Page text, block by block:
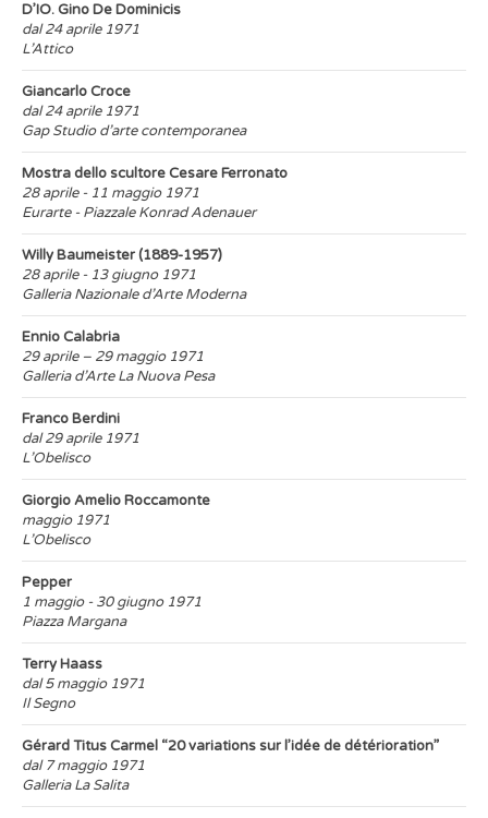
D’IO. Gino De Dominicis
dal 24 aprile 1971
L’Attico
Giancarlo Croce
dal 24 aprile 1971
Gap Studio d’arte contemporanea
Mostra dello scultore Cesare Ferronato
28 aprile - 11 maggio 1971
Eurarte - Piazzale Konrad Adenauer
Willy Baumeister (1889-1957)
28 aprile - 13 giugno 1971
Galleria Nazionale d’Arte Moderna
Ennio Calabria
29 aprile – 29 maggio 1971
Galleria d’Arte La Nuova Pesa
Franco Berdini
dal 29 aprile 1971
L’Obelisco
Giorgio Amelio Roccamonte
maggio 1971
L’Obelisco
Pepper
1 maggio - 30 giugno 1971
Piazza Margana
Terry Haass
dal 5 maggio 1971
Il Segno
Gérard Titus Carmel “20 variations sur l’idée de détérioration”
dal 7 maggio 1971
Galleria La Salita